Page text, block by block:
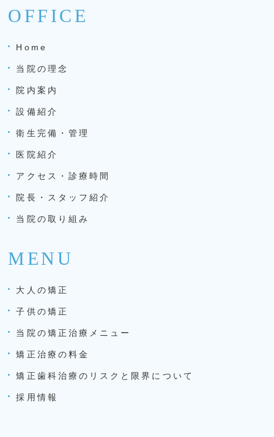
OFFICE
Home
当院の理念
院内案内
設備紹介
衛生完備・管理
医院紹介
アクセス・診療時間
院長・スタッフ紹介
当院の取り組み
MENU
大人の矯正
子供の矯正
当院の矯正治療メニュー
矯正治療の料金
矯正歯科治療のリスクと限界について
採用情報